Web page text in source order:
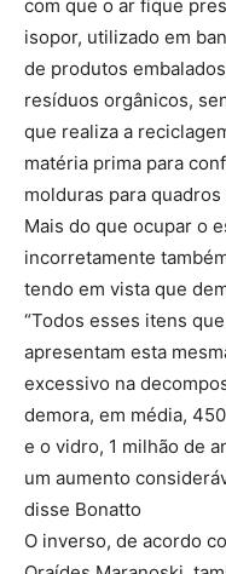
com que o ar fique
isopor, utilizado em
de produtos
resíduos orgânicos,
que realiza a
matéria prima para
molduras para
Mais do que ocupar o
incorretamente
tendo em vista que
“Todos esses itens
apresentam esta
excessivo na
demora, em média,
e o vidro, 1 milhão de
um aumento
disse Bonatto
O inverso, de acordo